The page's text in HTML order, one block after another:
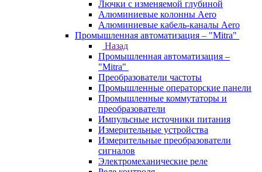
Лючки с изменяемой глубиной
Алюминиевые колонны Aero
Алюминиевые кабель-каналы Aero
Промышленная автоматизация – "Mitra"
Назад
Промышленная автоматизация –
"Mitra"
Преобразователи частоты
Промышленные операторские панели
Промышленные коммутаторы и
преобразователи
Импульсные источники питания
Измерительные устройства
Измерительные преобразователи
сигналов
Электромеханические реле